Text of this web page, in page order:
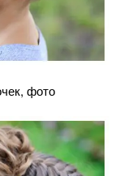
фото